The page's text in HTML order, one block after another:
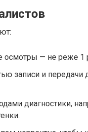
осмотры — не реже 1
записи и передачи
диагностики,